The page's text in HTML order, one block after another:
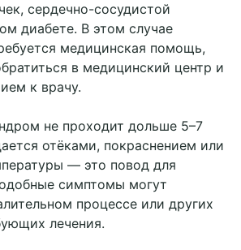
сердечно-сосудистой
диабете. В этом случае
медицинская помощь,
в медицинский центр и
к врачу.
не проходит дольше 5–7
отёками, покраснением или
— это повод для
симптомы могут
процессе или других
лечения.